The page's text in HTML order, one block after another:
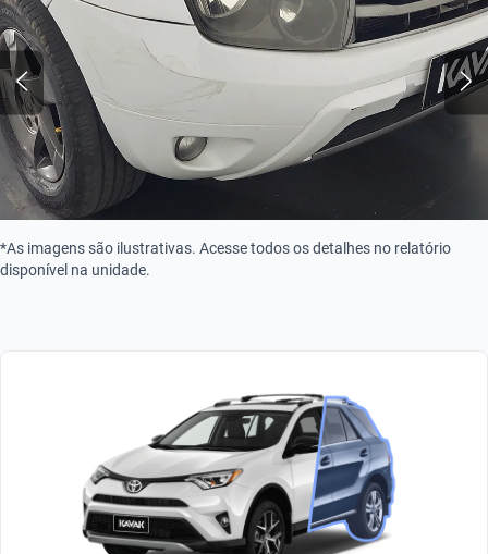
*As imagens são ilustrativas. Acesse todos os detalhes no relatório
disponível na unidade.